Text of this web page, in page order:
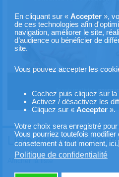
En cliquant sur « Accepter»,
de ces technologies afin
navigation, améliorer le site,
d’audience ou bénéficier de
site.
Vous pouvez accepter les
Cochez puis cliquez sur
Activez / désactivez les
Cliquez sur « Accepter».
Votre choix sera enregistré
Vous pourriez toutefois modifier
consetement à tout moment, ici.
Politique de confidentialité
Liste des
Afficher la liste